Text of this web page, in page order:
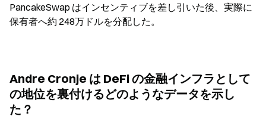
PancakeSwap はインセンティブを差し引いた後、実際に
保有者へ約 248万ドルを分配した。
Andre Cronje は DeFi の金融インフラとして
の地位を裏付けるどのようなデータを示し
た？